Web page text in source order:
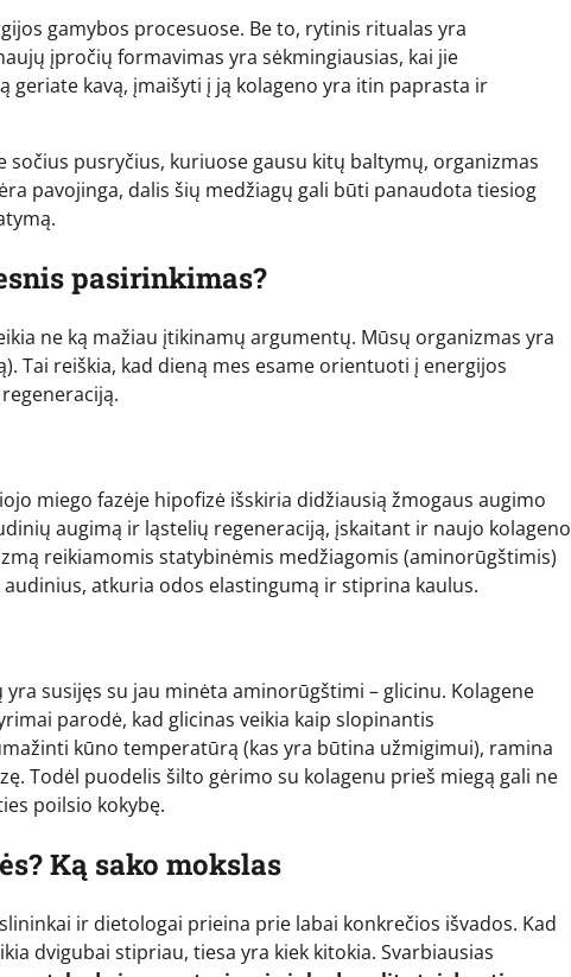
gamybos procesuose. Be to, rytinis ritualas yra
įpročių formavimas yra sėkmingiausias, kai jie
geriate kavą, įmaišyti į ją kolageno yra itin paprasta ir
pusryčius, kuriuose gausu kitų baltymų, organizmas
pavojinga, dalis šių medžiagų gali būti panaudota tiesiog
pasirinkimas?
ne ką mažiau įtikinamų argumentų. Mūsų organizmas yra
Tai reiškia, kad dieną mes esame orientuoti į energijos
miego fazėje hipofizė išskiria didžiausią žmogaus augimo
augimą ir ląstelių regeneraciją, įskaitant ir naujo kolageno
reikiamomis statybinėmis medžiagomis (aminorūgštimis)
atkuria odos elastingumą ir stiprina kaulus.
susijęs su jau minėta aminorūgštimi – glicinu. Kolagene
parodė, kad glicinas veikia kaip slopinantis
kūno temperatūrą (kas yra būtina užmigimui), ramina
Todėl puodelis šilto gėrimo su kolagenu prieš miegą gali ne
poilsio kokybę.
Ką sako mokslas
ir dietologai prieina prie labai konkrečios išvados. Kad
dvigubai stipriau, tiesa yra kiek kitokia. Svarbiausias